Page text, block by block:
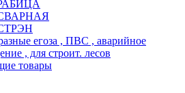
СВАРНАЯ
егоза , ПВС , аварийное
, для строит. лесов
товары